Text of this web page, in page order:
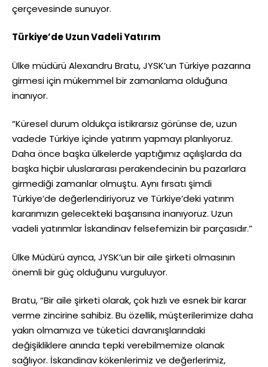
çerçevesinde sunuyor.
Türkiye’de Uzun Vadeli Yatırım
Ülke müdürü Alexandru Bratu, JYSK’un Türkiye pazarına
girmesi için mükemmel bir zamanlama olduğuna
inanıyor.
“Küresel durum oldukça istikrarsız görünse de, uzun
vadede Türkiye içinde yatırım yapmayı planlıyoruz.
Daha önce başka ülkelerde yaptığımız açılışlarda da
başka hiçbir uluslararası perakendecinin bu pazarlara
girmediği zamanlar olmuştu. Aynı fırsatı şimdi
Türkiye’de değerlendiriyoruz ve Türkiye’deki yatırım
kararımızın gelecekteki başarısına inanıyoruz. Uzun
vadeli yatırımlar İskandinav felsefemizin bir parçasıdır.”
Ülke Müdürü ayrıca, JYSK’un bir aile şirketi olmasının
önemli bir güç olduğunu vurguluyor.
Bratu, “Bir aile şirketi olarak, çok hızlı ve esnek bir karar
verme zincirine sahibiz. Bu özellik, müşterilerimize daha
yakın olmamıza ve tüketici davranışlarındaki
değişikliklere anında tepki verebilmemize olanak
sağlıyor. İskandinav kökenlerimiz ve değerlerimiz,